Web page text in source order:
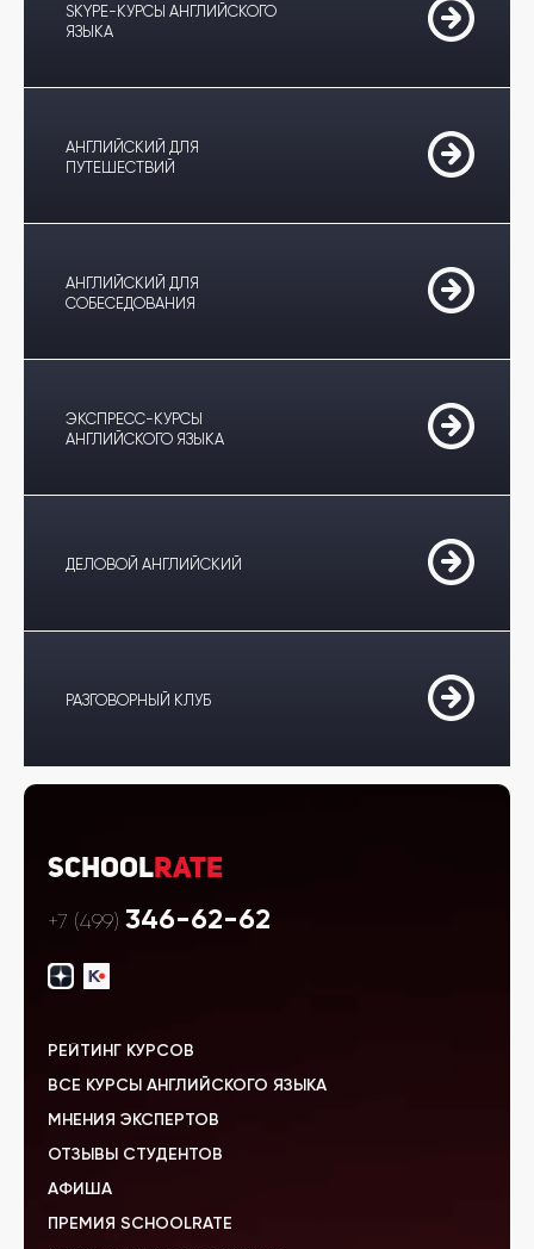
SKYPE-КУРСЫ АНГЛИЙСКОГО
ЯЗЫКА
АНГЛИЙСКИЙ ДЛЯ
ПУТЕШЕСТВИЙ
АНГЛИЙСКИЙ ДЛЯ
СОБЕСЕДОВАНИЯ
ЭКСПРЕСС-КУРСЫ
АНГЛИЙСКОГО ЯЗЫКА
ДЕЛОВОЙ АНГЛИЙСКИЙ
РАЗГОВОРНЫЙ КЛУБ
SchoolRate
+7 (499) 346-62-62
РЕЙТИНГ КУРСОВ
ВСЕ КУРСЫ АНГЛИЙСКОГО ЯЗЫКА
МНЕНИЯ ЭКСПЕРТОВ
ОТЗЫВЫ СТУДЕНТОВ
АФИША
ПРЕМИЯ SCHOOLRATE